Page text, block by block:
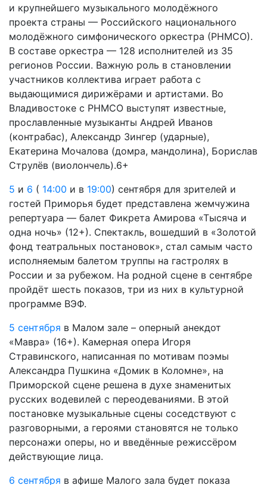
и крупнейшего музыкального молодёжного
проекта страны — Российского национального
молодёжного симфонического оркестра (РНМСО).
В составе оркестра — 128 исполнителей из 35
регионов России. Важную роль в становлении
участников коллектива играет работа с
выдающимися дирижёрами и артистами. Во
Владивостоке с РНМСО выступят известные,
прославленные музыканты Андрей Иванов
(контрабас), Александр Зингер (ударные),
Екатерина Мочалова (домра, мандолина), Борислав
Струлёв (виолончель).6+
5 и 6 ( 14:00 и в 19:00) сентября для зрителей и
гостей Приморья будет представлена жемчужина
репертуара — балет Фикрета Амирова «Тысяча и
одна ночь» (12+). Спектакль, вошедший в «Золотой
фонд театральных постановок», стал самым часто
исполняемым балетом труппы на гастролях в
России и за рубежом. На родной сцене в сентябре
пройдёт шесть показов, три из них в культурной
программе ВЭФ.
5 сентября в Малом зале – оперный анекдот
«Мавра» (16+). Камерная опера Игоря
Стравинского, написанная по мотивам поэмы
Александра Пушкина «Домик в Коломне», на
Приморской сцене решена в духе знаменитых
русских водевилей с переодеваниями. В этой
постановке музыкальные сцены соседствуют с
разговорными, а героями становятся не только
персонажи оперы, но и введённые режиссёром
действующие лица.
6 сентября в афише Малого зала будет показа